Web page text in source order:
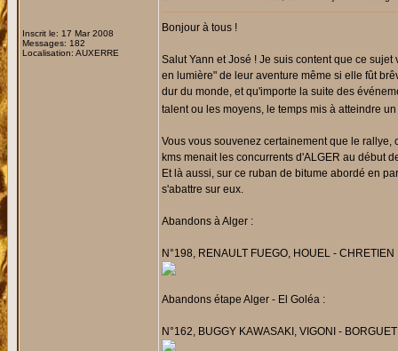
Inscrit le: 17 Mar 2008
Messages: 182
Localisation: AUXERRE
Bonjour à tous !
Salut Yann et José ! Je suis content que ce
en lumière" de leur aventure même si elle fût
dur du monde, et qu'importe la suite des
talent ou les moyens, le temps mis à atteindre
Vous vous souvenez certainement que le
kms menait les concurrents d'ALGER au début
Et là aussi, sur ce ruban de bitume abordé en
s'abattre sur eux.
Abandons à Alger :
N°198, RENAULT FUEGO, HOUEL -
Abandons étape Alger - El Goléa :
N°162, BUGGY KAWASAKI, VIGONI -